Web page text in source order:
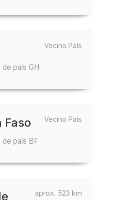
Vecino País
país GH
Vecino País
Faso
país BF
aprox. 523 km